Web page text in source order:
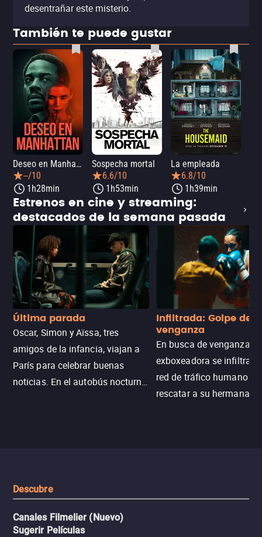
desentrañar este misterio.
También te puede gustar
Deseo en Manhattan
--/10
1h28min
Sospecha mortal
6.6/10
1h53min
La empleada
6.8/10
1h39min
Estrenos en cine y streaming:
destacados de la semana pasada
Última parada
Oscar, Simon y Aïssa, tres
amigos de la infancia, viajan a
París para celebrar buenas
noticias. En el autobús nocturno
Infiltrada: Golpe de
venganza
En busca de venganza,
exboxeadora se infiltra
red de tráfico humano
rescatar a su hermana
Descubre
Canales Filmelier (Nuevo)
Sugerir Películas